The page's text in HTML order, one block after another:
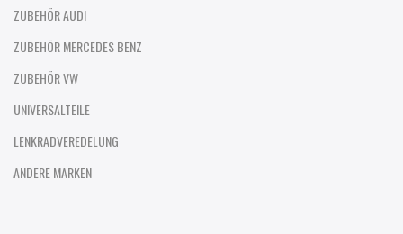
ZUBEHÖR AUDI
ZUBEHÖR MERCEDES BENZ
ZUBEHÖR VW
UNIVERSALTEILE
LENKRADVEREDELUNG
ANDERE MARKEN